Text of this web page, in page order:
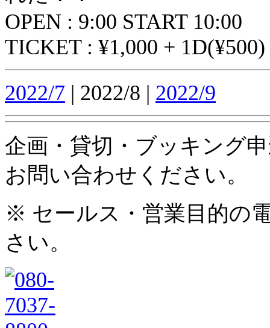
OPEN : 9:00 START 10:00
TICKET : ¥1,000 + 1D(¥500)
2022/7 | 2022/8 | 2022/9
企画・貸切・ブッキング
お問い合わせください。
※ セールス・営業目的の
さい。